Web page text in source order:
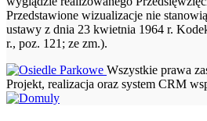
Przedstawione wizualizacje nie
ustawy z dnia 23 kwietnia 1964 r.
r., poz. 121; ze zm.).
Wszystkie prawa
Projekt, realizacja oraz system CRM